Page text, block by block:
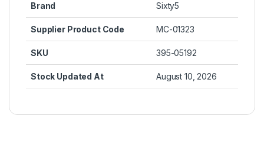
Brand Sixty5
Supplier Product Code MC-01323
SKU 395-05192
Stock Updated At August 10, 2026